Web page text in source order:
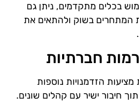
בכלים מתקדמים, ניתן גם
המתחרים בשוק ולהתאים את
חברתיות
הזדמנויות נוספות
חיבור ישיר עם קהלים שונים.